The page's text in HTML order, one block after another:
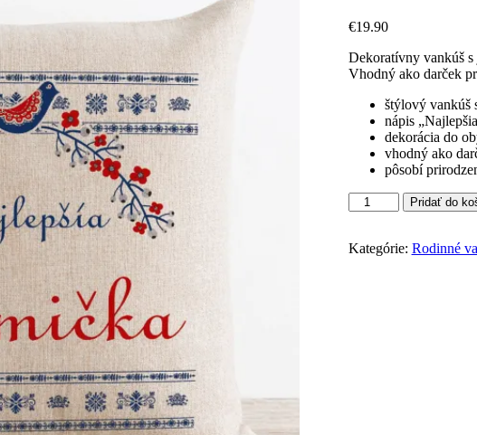
€19.90
Dekoratívny vankúš
Vhodný ako darček
štýlový vankúš
nápis
dekorácia do
vhodný ako
pôsobí
Pridať do
Kategórie: Rodinné